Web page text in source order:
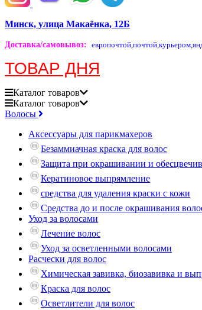
Минск, улица Макаёнка, 12Б
Доставка/самовывоз: европочтой,почтой,курьером,
ТОВАР ДНЯ
Каталог товаров
Каталог товаров
Волосы
Аксессуары для парикмахеров
Безаммиачная краска для волос
Защита при окрашивании и
Кератиновое выпрямление
средства для удаления краски с кожи
Средства до и после окрашивания
Уход за волосами
Лечение волос
Уход за осветленными волосами
Расчески для волос
Химическая завивка, биозавивка и
Краска для волос
Осветлители для волос